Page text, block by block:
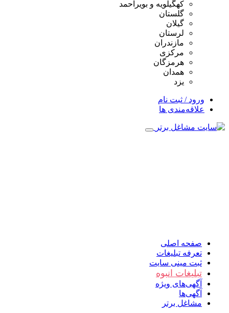
کهگیلویه و بویراحمد
گلستان
گیلان
لرستان
مازندران
مرکزی
هرمزگان
همدان
یزد
ورود / ثبت نام
علاقه‌مندی ها
صفحه اصلی
تعرفه تبلیغات
ثبت مینی سایت
تبلیغات انبوه
آگهی‌های ویژه
آگهی‌ها
مشاغل برتر